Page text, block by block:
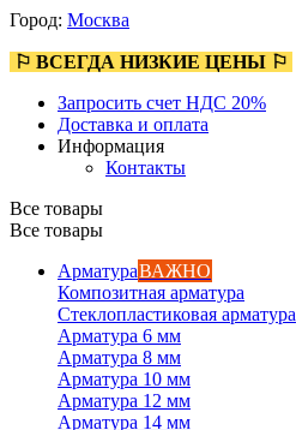
Город: Москва
⚐ ВСЕГДА НИЗКИЕ ЦЕНЫ ⚐
Запросить счет НДС 20%
Доставка и оплата
Информация
Контакты
Все товары
Все товары
АрматураВАЖНО
Композитная арматура
Стеклопластиковая арматура
Арматура 6 мм
Арматура 8 мм
Арматура 10 мм
Арматура 12 мм
Арматура 14 мм